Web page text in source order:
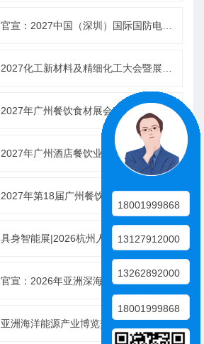
官宣：2027中国（深圳）国际国防电子博览会
2027化工新材料及精细化工大会暨展览会定档苏州
2027年广州餐饮食材展会5月20日召开
2027年广州酒店餐饮业博览会|广州餐博会
2027年第18届广州餐饮食材展览会
具身智能展|2026杭州人形机器人展|仿生机器人展5月启幕
官宣：2026年亚洲深海开发与海底作业装备博览交易会
亚洲海洋能源产业博览交易会2026年12月18日举办
18001999868
13127912000
13262892000
18001999868